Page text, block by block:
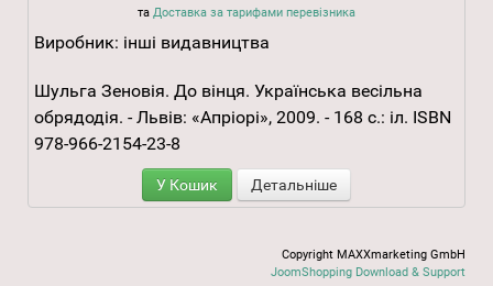
та Доставка за тарифами перевізника
Виробник: інші видавництва
Шульга Зеновія. До вінця. Українська весільна
обрядодія. - Львів: «Апріорі», 2009. - 168 с.: іл. ISBN
978-966-2154-23-8
У Кошик Детальніше
Copyright MAXXmarketing GmbH
JoomShopping Download & Support